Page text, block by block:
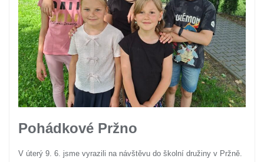
Pohádkové Pržno
V úterý 9. 6. jsme vyrazili na návštěvu do školní družiny v Pržně.